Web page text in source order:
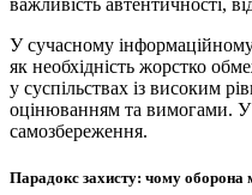
У сучасному
як необхідність жорстко
у суспільствах із високим
оцінюванням та вимогами. У
самозбереження.
Парадокс захисту: чому оборона